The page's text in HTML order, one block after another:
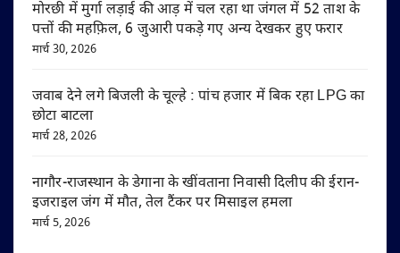
मोरछी में मुर्गा लड़ाई की आड़ में चल रहा था जंगल में 52 ताश के
पत्तों की महफ़िल, 6 जुआरी पकड़े गए अन्य देखकर हुए फरार
मार्च 30, 2026
जवाब देने लगे बिजली के चूल्हे : पांच हजार में बिक रहा LPG का
छोटा बाटला
मार्च 28, 2026
नागौर-राजस्थान के डेगाना के खींवताना निवासी दिलीप की ईरान-
इजराइल जंग में मौत, तेल टैंकर पर मिसाइल हमला
मार्च 5, 2026